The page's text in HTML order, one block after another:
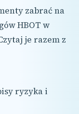
zabrać na
HBOT w
je razem z
ryzyka i